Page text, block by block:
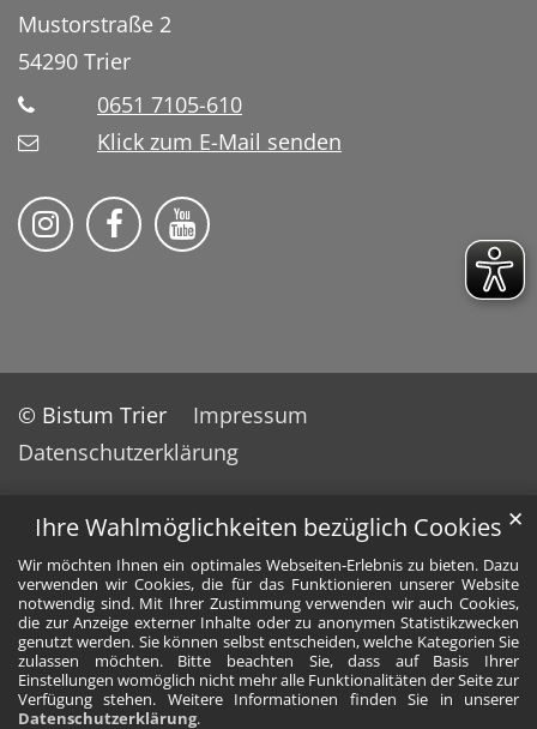
Ihre Wahlmöglichkeiten bezüglich Cookies
Wir möchten Ihnen ein optimales Webseiten-Erlebnis zu bieten. Dazu
verwenden wir Cookies, die für das Funktionieren unserer Website
notwendig sind. Mit Ihrer Zustimmung verwenden wir auch Cookies,
die zur Anzeige externer Inhalte oder zu anonymen Statistikzwecken
genutzt werden. Sie können selbst entscheiden, welche Kategorien Sie
zulassen möchten. Bitte beachten Sie, dass auf Basis Ihrer
Einstellungen womöglich nicht mehr alle Funktionalitäten der Seite zur
Verfügung stehen. Weitere Informationen finden Sie in unserer
Datenschutzerklärung.
✕
Mustorstraße 2
54290 Trier
0651 7105-610
Klick zum E-Mail senden
Bistum Trier auf Instragram
Bistum Trier auf Facebook
Bistum Trier auf YouTube
© Bistum Trier
Impressum
Datenschutzerklärung